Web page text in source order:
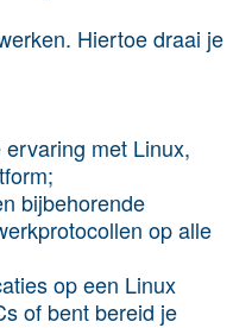
Hiertoe draai je
met Linux,
bijbehorende
op alle
op een Linux
of bent bereid je